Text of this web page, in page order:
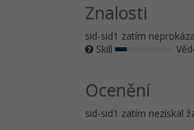
Znalosti
sid-sid1 zatím
Skill
Ocenění
sid-sid1 zatím nezískal